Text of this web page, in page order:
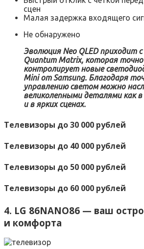
сцен
Малая задержка входящего
Не обнаружено
Эволюция Neo QLED приходит
Quantum Matrix, которая точно
контролирует новые
Mini от Samsung. Благодаря
управлению светом можно
великолепными деталями как
и в ярких сценах.
Телевизоры до 30 000 рублей
Телевизоры до 40 000 рублей
Телевизоры до 50 000 рублей
Телевизоры до 60 000 рублей
4. LG 86NANO86 — ваш
и комфорта